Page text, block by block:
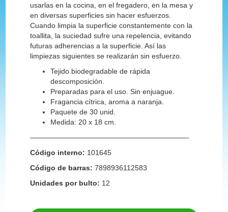
usarlas en la cocina, en el fregadero, en la mesa y
en diversas superficies sin hacer esfuerzos.
Cuando limpia la superficie constantemente con la
toallita, la suciedad sufre una repelencia, evitando
futuras adherencias a la superficie. Así las
limpiezas siguientes se realizarán sin esfuerzo.
Tejido biodegradable de rápida
descomposición.
Preparadas para el uso. Sin enjuague.
Fragancia cítrica, aroma a naranja.
Paquete de 30 unid.
Medida: 20 x 18 cm.
——————————————————————-
Código interno: 101645
Código de barras: 7898936112583
Unidades por bulto: 12